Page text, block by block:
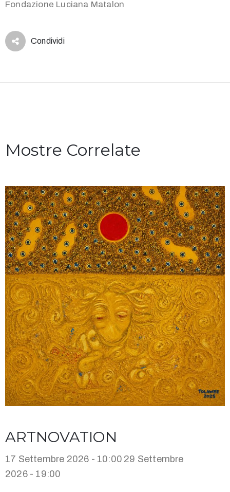
Fondazione Luciana Matalon
Condividi
Mostre Correlate
ARTNOVATION
17 Settembre 2026 - 10:00 29 Settembre
2026 - 19:00